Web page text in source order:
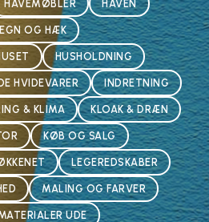
HAVEMØBLER HAVEN
OG HÆK
HUSHOLDNING
HVIDEVARER INDRETNING
& KLIMA KLOAK & DRÆN
KØB OG SALG
LEGEREDSKABER
MALING OG FARVER
UDE